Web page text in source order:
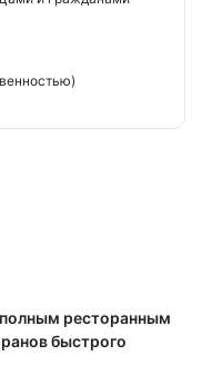
ресторанным
быстрого